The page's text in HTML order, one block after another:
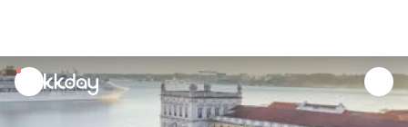
unread
notifications